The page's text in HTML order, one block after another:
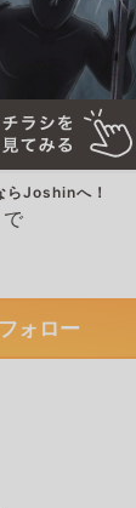
らJoshinへ！
フォロー